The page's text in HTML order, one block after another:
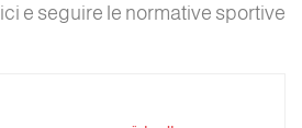
e seguire le normative sportive.